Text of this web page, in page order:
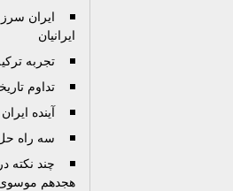
ایران
ایرانیان
تجربه
تداوم
آینده
سه راه
چند نکته
هجدهم